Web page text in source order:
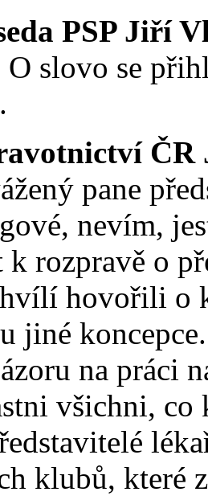
PSP Jiří
O slovo se
ČR
pane
nevím,
k rozpravě o
hovořili o
jiné
na práci
všichni,
klubů, které